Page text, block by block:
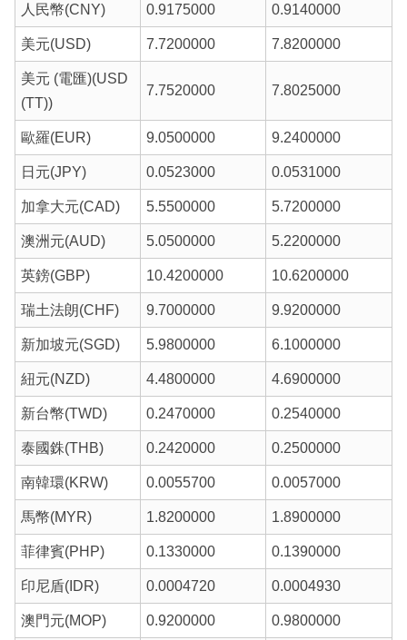
人民幣(CNY) 0.9175000 0.9140000
美元(USD) 7.7200000 7.8200000
美元 (電匯)(USD
(TT))
7.7520000 7.8025000
歐羅(EUR) 9.0500000 9.2400000
日元(JPY) 0.0523000 0.0531000
加拿大元(CAD) 5.5500000 5.7200000
澳洲元(AUD) 5.0500000 5.2200000
英鎊(GBP) 10.4200000 10.6200000
瑞土法朗(CHF) 9.7000000 9.9200000
新加坡元(SGD) 5.9800000 6.1000000
紐元(NZD) 4.4800000 4.6900000
新台幣(TWD) 0.2470000 0.2540000
泰國銖(THB) 0.2420000 0.2500000
南韓環(KRW) 0.0055700 0.0057000
馬幣(MYR) 1.8200000 1.8900000
菲律賓(PHP) 0.1330000 0.1390000
印尼盾(IDR) 0.0004720 0.0004930
澳門元(MOP) 0.9200000 0.9800000